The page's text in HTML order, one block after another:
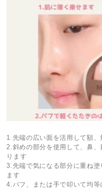
1.先端の広い面を活用して額
2.斜めの部分を使用して、鼻
ります
3.先端で気になる部分に重ね
ます
4.パフ、または手で叩いて均